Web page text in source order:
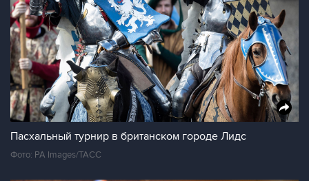
Пасхальный турнир в британском городе Лидс
Фото: PA Images/ТАСС